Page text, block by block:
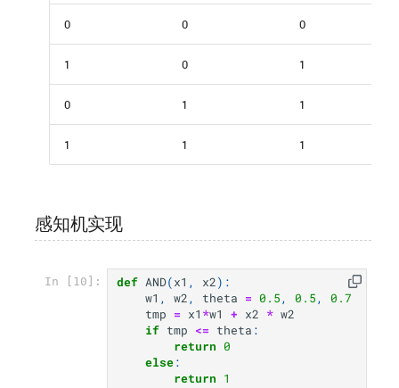
0 0 0
1 0 1
0 1 1
1 1 1
感知机实现
In [10]: def AND(x1 , x2):
w1 , w2, theta = 0.5, 0.5,
0.7
tmp = x1 *w1 + x2 * w2
if tmp <= theta :
return 0
else:
return 1